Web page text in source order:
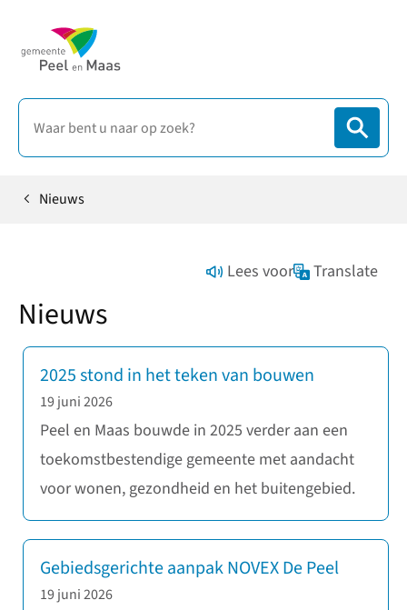
HomeNieuws
Lees voor Translate
Nieuws
2025 stond in het teken van bouwen
19 juni 2026
Peel en Maas bouwde in 2025 verder aan een
toekomstbestendige gemeente met aandacht
voor wonen, gezondheid en het buitengebied.
Gebiedsgerichte aanpak NOVEX De Peel
19 juni 2026